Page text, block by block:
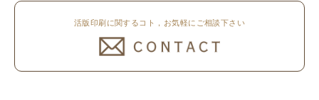
活版印刷に関するコト，お気軽にご相談下さい